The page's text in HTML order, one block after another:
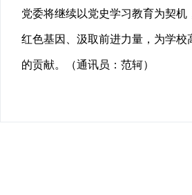
党委将继续以党史学习教育为契机
红色基因、汲取前进力量，为学校
的贡献。（通讯员：范轲）